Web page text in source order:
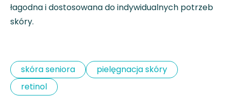
łagodna i dostosowana do indywidualnych potrzeb
skóry.
skóra seniora
pielęgnacja skóry
retinol